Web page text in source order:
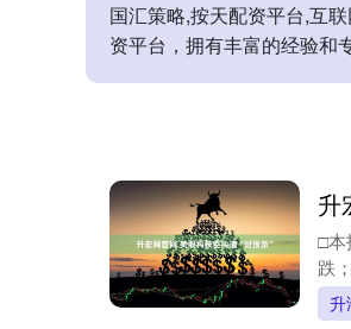
国汇策略,按天配资平台,互
资平台，拥有丰富的经验和
升
□本
跌
升